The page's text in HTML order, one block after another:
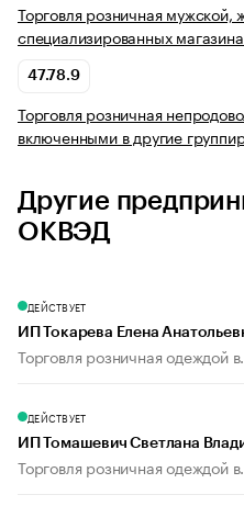
Торговля розничная мужской,
специализированных
47.78.9
Торговля розничная
включенными в другие
Другие
ОКВЭД
ДЕЙСТВУЕТ
ИП Токарева Елена
Торговля розничная одеждой
ДЕЙСТВУЕТ
ИП Томашевич Светлана
Торговля розничная одеждой